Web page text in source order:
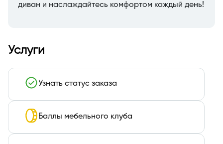
диван и наслаждайтесь комфортом каждый день!
Услуги
Узнать статус заказа
Баллы мебельного клуба